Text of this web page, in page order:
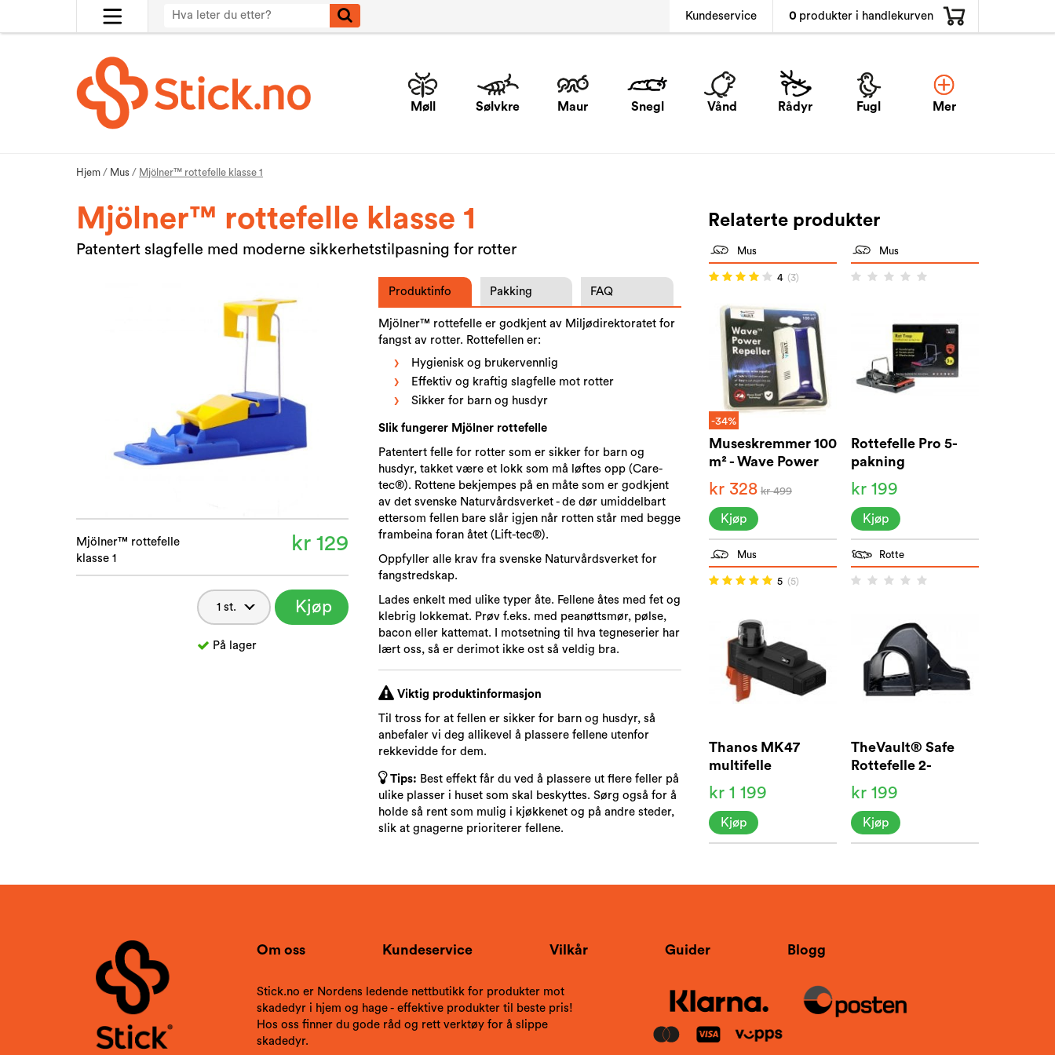
Kundeservice 0 produkter i handlekurven
Møll Sølvkre Maur Snegl Vånd Rådyr Fugl Mer
Hjem / Mus / Mjölner™ rottefelle klasse 1
Mjölner™ rottefelle klasse 1
Patentert slagfelle med moderne sikkerhetstilpasning for rotter
Mjölner™ rottefelle
klasse 1
kr 129
Kjøp
På lager
Produktinfo Pakking FAQ
Mjölner™ rottefelle er godkjent av Miljødirektoratet for
fangst av rotter. Rottefellen er:
Hygienisk og brukervennlig
Effektiv og kraftig slagfelle mot rotter
Sikker for barn og husdyr
Slik fungerer Mjölner rottefelle
Patentert felle for rotter som er sikker for barn og
husdyr, takket være et lokk som må løftes opp (Care-
tec®). Rottene bekjempes på en måte som er godkjent
av det svenske Naturvårdsverket - de dør umiddelbart
ettersom fellen bare slår igjen når rotten står med begge
frambeina foran åtet (Lift-tec®).
Oppfyller alle krav fra svenske Naturvårdsverket for
fangstredskap.
Lades enkelt med ulike typer åte. Fellene åtes med fet og
klebrig lokkemat. Prøv f.eks. med peanøttsmør, pølse,
bacon eller kattemat. I motsetning til hva tegneserier har
lært oss, så er derimot ikke ost så veldig bra.
Viktig produktinformasjon
Til tross for at fellen er sikker for barn og husdyr, så
anbefaler vi deg allikevel å plassere fellene utenfor
rekkevidde for dem.
Tips: Best effekt får du ved å plassere ut flere feller på
ulike plasser i huset som skal beskyttes. Sørg også for å
holde så rent som mulig i kjøkkenet og på andre steder,
slik at gnagerne prioriterer fellene.
Relaterte produkter
Mus
4 (3)
-34%
Museskremmer 100
m² - Wave Power
Repeller
kr 328 kr 499
Kjøp
Mus
Rottefelle Pro 5-
pakning
kr 199
Kjøp
Mus
5 (5)
Thanos MK47
multifelle
kr 1 199
Kjøp
Rotte
TheVault® Safe
Rottefelle 2-
pakning
kr 199
Kjøp
Om oss Kundeservice Vilkår Guider Blogg
Stick.no er Nordens ledende nettbutikk for produkter mot
skadedyr i hjem og hage - effektive produkter til beste pris!
Hos oss finner du gode råd og rett verktøy for å slippe
skadedyr.